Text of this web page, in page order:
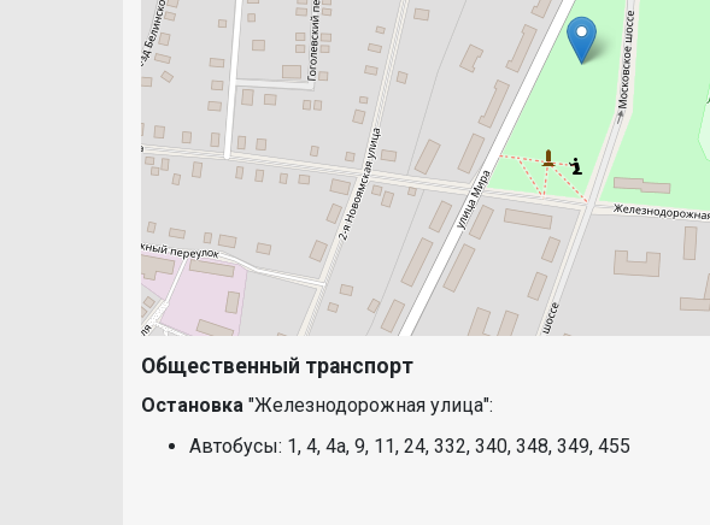
Общественный транспорт
Остановка "Железнодорожная улица":
Автобусы: 1, 4, 4а, 9, 11, 24, 332, 340, 348, 349, 455